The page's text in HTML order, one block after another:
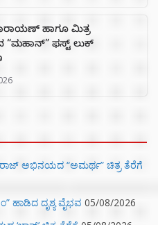
ಹಾಗೂ ಮಿತ್ರ
ಫಸ್ಟ್ ಲುಕ್
ಅಭಿನಯದ “ಅಮರ್ಥ” ಚಿತ್ರ ತೆರೆಗೆ
ಹಾಡಿದ ದೃಶ್ಯ ವೈಭವ 05/08/2026